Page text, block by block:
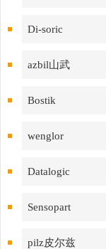
Di-soric
azbil山武
Bostik
wenglor
Datalogic
Sensopart
pilz皮尔兹